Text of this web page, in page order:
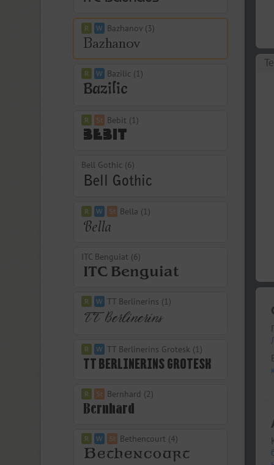
Bazhanov (3)
Bazilic (1)
Bebit (1)
Bell Gothic (6)
Bella (1)
ITC Benguiat (6)
TT Berlinerins (1)
TT Berlinerins Grotesk (1)
Bernhard (2)
Bethencourt (4)